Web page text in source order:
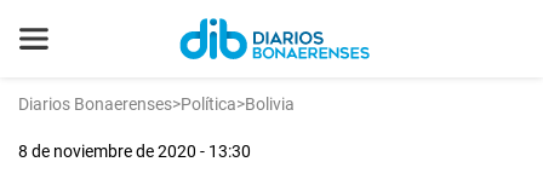
Diarios Bonaerenses>Política>Bolivia
8 de noviembre de 2020 - 13:30